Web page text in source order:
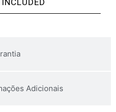
Adicionais